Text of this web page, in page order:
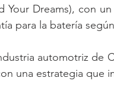
Your Dreams), con
para la batería
automotriz de
una estrategia que